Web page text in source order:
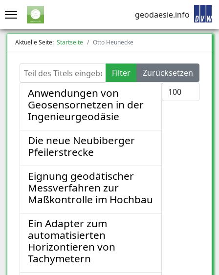
geodaesie.info
Aktuelle Seite: Startseite Otto Heunecke
Teil des Titels eingeben Filter
Zurücksetzen
Anzeige #
Anwendungen von
Geosensornetzen in der
Ingenieurgeodäsie
Die neue Neubiberger
Pfeilerstrecke
Eignung geodätischer
Messverfahren zur
Maßkontrolle im Hochbau
Ein Adapter zum
automatisierten
Horizontieren von
Tachymetern